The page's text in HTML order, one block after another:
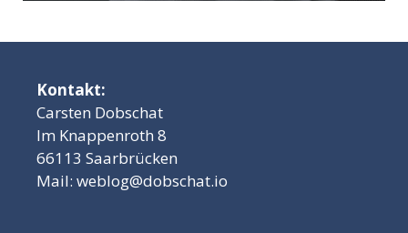
Kontakt:
Carsten Dobschat
Im Knappenroth 8
66113 Saarbrücken
Mail: weblog@dobschat.io